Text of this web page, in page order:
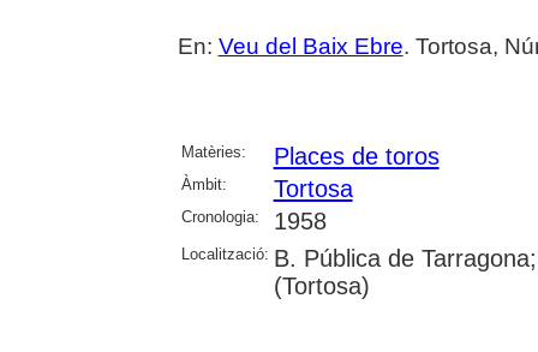
En: Veu del Baix Ebre. Tortosa,
Matèries: Places de toros
Àmbit: Tortosa
Cronologia: 1958
Localització: B. Pública de
(Tortosa)